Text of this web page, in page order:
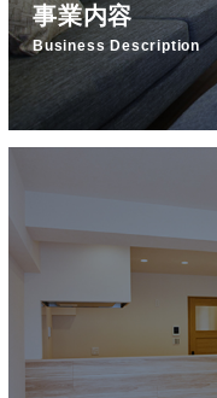
事業内容
Business Description